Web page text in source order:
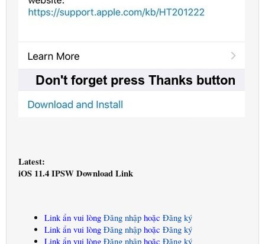
Latest:
iOS 11.4 IPSW Download Link
Link ẩn vui lòng Đăng nhập hoặc Đăng ký
Link ẩn vui lòng Đăng nhập hoặc Đăng ký
Link ẩn vui lòng Đăng nhập hoặc Đăng ký